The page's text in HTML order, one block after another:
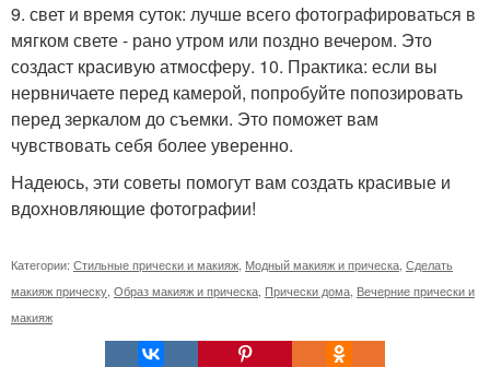
9. свет и время суток: лучше всего фотографироваться в
мягком свете - рано утром или поздно вечером. Это
создаст красивую атмосферу. 10. Практика: если вы
нервничаете перед камерой, попробуйте попозировать
перед зеркалом до съемки. Это поможет вам
чувствовать себя более уверенно.
Надеюсь, эти советы помогут вам создать красивые и
вдохновляющие фотографии!
Категории: Стильные прически и макияж Модный макияж и прическа Сделать
макияж прическу Образ макияж и прическа Прически дома Вечерние прически и
макияж